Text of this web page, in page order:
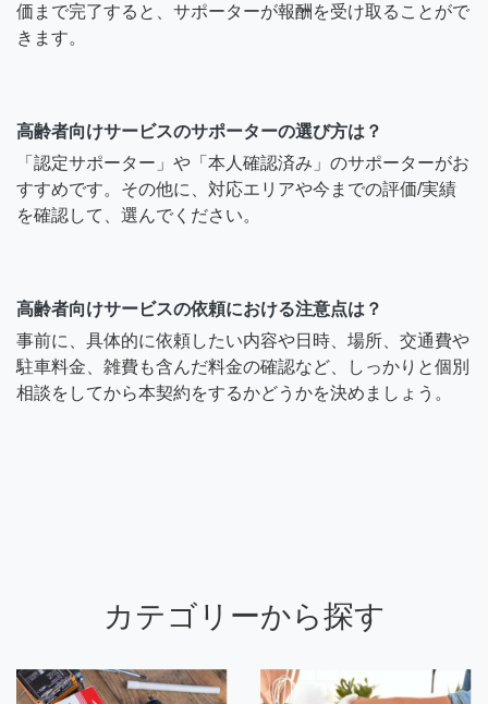
価まで完了すると、サポーターが報酬を受け取ることがで
きます。
高齢者向けサービスのサポーターの選び方は？
「認定サポーター」や「本人確認済み」のサポーターがお
すすめです。その他に、対応エリアや今までの評価/実績
を確認して、選んでください。
高齢者向けサービスの依頼における注意点は？
事前に、具体的に依頼したい内容や日時、場所、交通費や
駐車料金、雑費も含んだ料金の確認など、しっかりと個別
相談をしてから本契約をするかどうかを決めましょう。
カテゴリーから探す